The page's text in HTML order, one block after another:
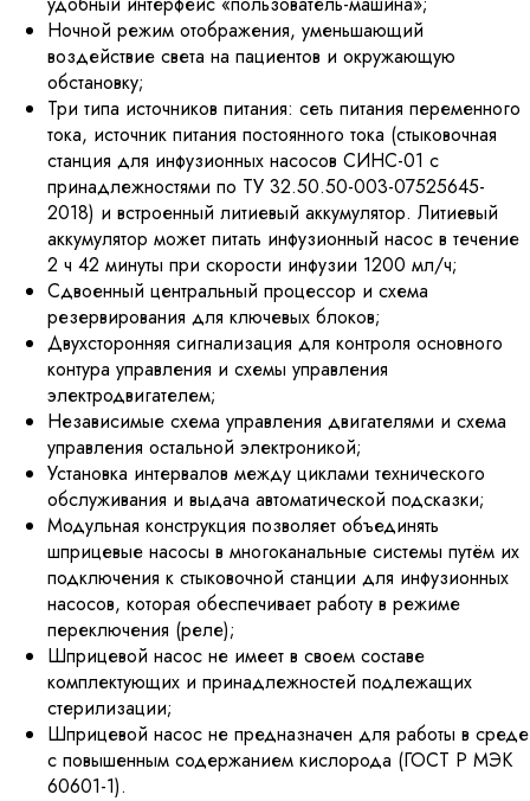
Ночной режим отображения, уменьшающий
воздействие света на пациентов и окружающую
обстановку;
Три типа источников питания: сеть питания переменного
тока, источник питания постоянного тока (стыковочная
станция для инфузионных насосов СИНС-01 с
принадлежностями по ТУ 32.50.50-003-07525645-
2018) и встроенный литиевый аккумулятор. Литиевый
аккумулятор может питать инфузионный насос в течение
2 ч 42 минуты при скорости инфузии 1200 мл/ч;
Сдвоенный центральный процессор и схема
резервирования для ключевых блоков;
Двухсторонняя сигнализация для контроля основного
контура управления и схемы управления
электродвигателем;
Независимые схема управления двигателями и схема
управления остальной электроникой;
Установка интервалов между циклами технического
обслуживания и выдача автоматической подсказки;
Модульная конструкция позволяет объединять
шприцевые насосы в многоканальные системы путём их
подключения к стыковочной станции для инфузионных
насосов, которая обеспечивает работу в режиме
переключения (реле);
Шприцевой насос не имеет в своем составе
комплектующих и принадлежностей подлежащих
стерилизации;
Шприцевой насос не предназначен для работы в среде
с повышенным содержанием кислорода (ГОСТ Р МЭК
60601-1).